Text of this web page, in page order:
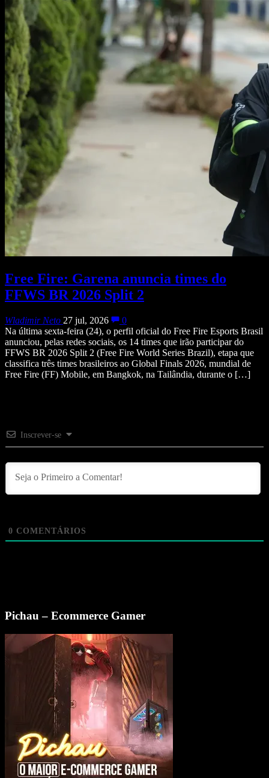
Free Fire: Garena anuncia times do
FFWS BR 2026 Split 2
Wladimir Neto 27 jul, 2026
0
Na última sexta-feira (24), o perfil oficial do Free Fire Esports Brasil
anunciou, pelas redes sociais, os 14 times que irão participar do
FFWS BR 2026 Split 2 (Free Fire World Series Brazil), etapa que
classifica três times brasileiros ao Global Finals 2026, mundial de
Free Fire (FF) Mobile, em Bangkok, na Tailândia, durante o […]
Inscrever-se
0 COMENTÁRIOS
Pichau – Ecommerce Gamer